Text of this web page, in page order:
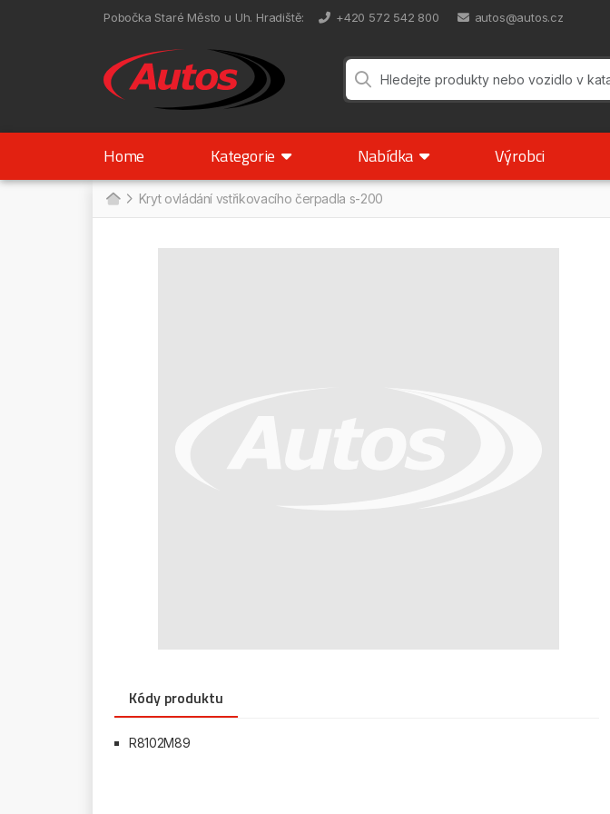
Pobočka Staré Město u Uh. Hradiště: +420 572 542 800 autos@autos.cz
Home Kategorie Nabídka Výrobci
Kryt ovládání vstřikovacího čerpadla s-200
Kódy produktu
R8102M89